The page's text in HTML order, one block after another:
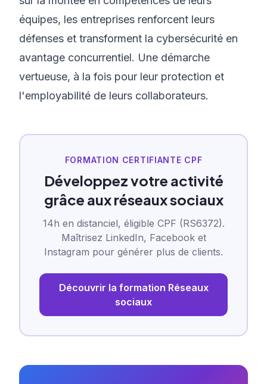
équipes, les entreprises renforcent leurs
défenses et transforment la cybersécurité en
avantage concurrentiel. Une démarche
vertueuse, à la fois pour leur protection et
l'employabilité de leurs collaborateurs.
FORMATION CERTIFIANTE CPF
Développez votre activité
grâce aux réseaux sociaux
14h en distanciel, éligible CPF (RS6372).
Maîtrisez LinkedIn, Facebook et
Instagram pour générer plus de clients.
Découvrir la formation Réseaux
sociaux